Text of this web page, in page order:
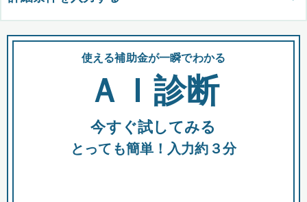
都道府県
全国の検索結果を含めて表示
助成金 融資 出資
使える補助金が一瞬でわかる
ＡＩ診断
今すぐ試してみる
とっても簡単！入力約３分